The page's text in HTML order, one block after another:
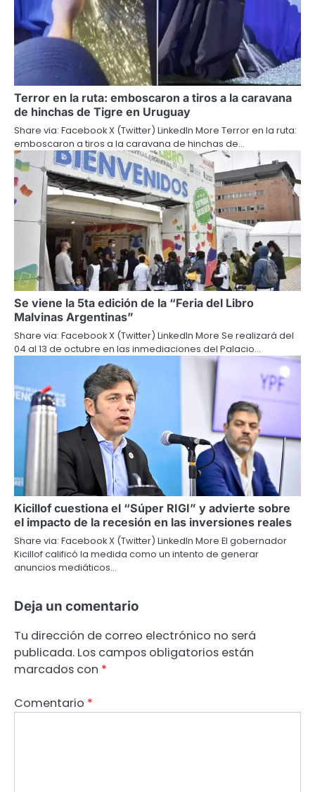
Terror en la ruta: emboscaron a tiros a la caravana
de hinchas de Tigre en Uruguay
Share via: Facebook X (Twitter) LinkedIn More Terror en la ruta:
emboscaron a tiros a la caravana de hinchas de…
Se viene la 5ta edición de la “Feria del Libro
Malvinas Argentinas”
Share via: Facebook X (Twitter) LinkedIn More Se realizará del
04 al 13 de octubre en las inmediaciones del Palacio…
Kicillof cuestiona el “Súper RIGI” y advierte sobre
el impacto de la recesión en las inversiones reales
Share via: Facebook X (Twitter) LinkedIn More El gobernador
Kicillof calificó la medida como un intento de generar
anuncios mediáticos…
Deja un comentario
Tu dirección de correo electrónico no será
publicada. Los campos obligatorios están
marcados con *
Comentario *